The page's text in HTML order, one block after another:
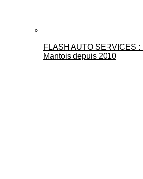
FLASH AUTO SERVICES
Mantois depuis 2010